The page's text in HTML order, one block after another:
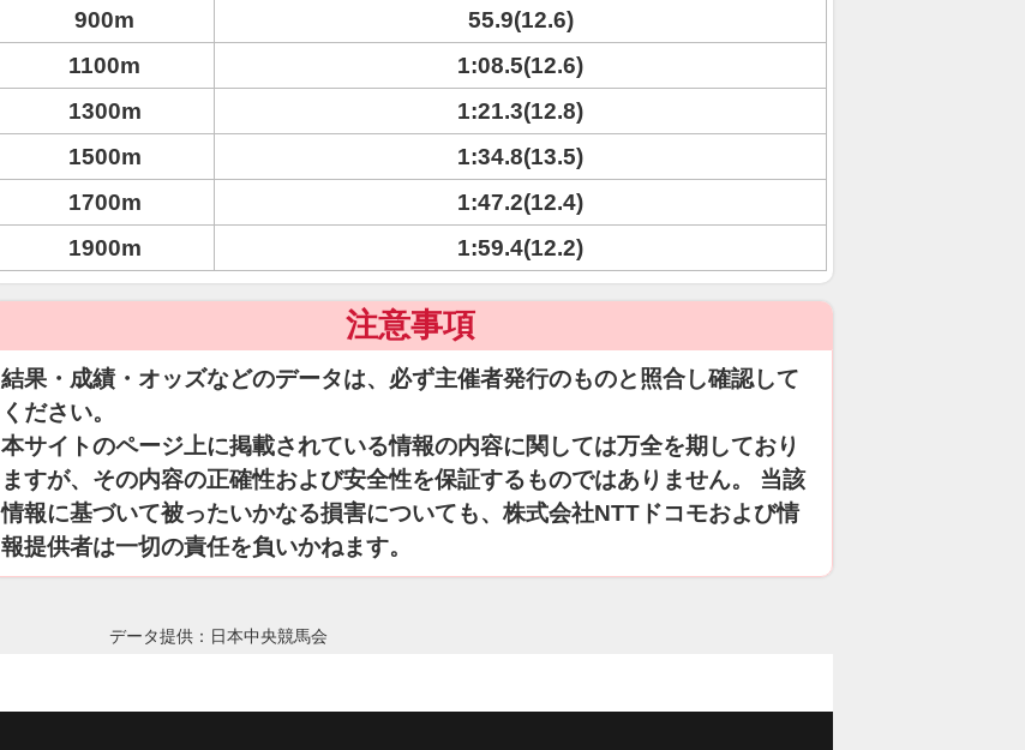
900m
55.9(12.6)
1100m
1:08.5(12.6)
1300m
1:21.3(12.8)
1500m
1:34.8(13.5)
1700m
1:47.2(12.4)
1900m
1:59.4(12.2)
注意事項
結果・成績・オッズなどのデータは、必ず主催者発行のものと照合し確認して
ください。
本サイトのページ上に掲載されている情報の内容に関しては万全を期しており
ますが、その内容の正確性および安全性を保証するものではありません。 当該
情報に基づいて被ったいかなる損害についても、株式会社NTTドコモおよび情
報提供者は一切の責任を負いかねます。
データ提供：日本中央競馬会